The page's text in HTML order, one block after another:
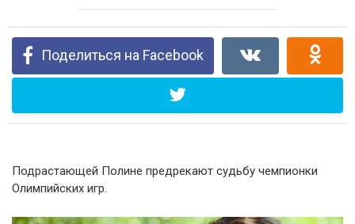
Поделиться на Facebook
Подрастающей Полине предрекают судьбу чемпионки
Олимпийских игр.